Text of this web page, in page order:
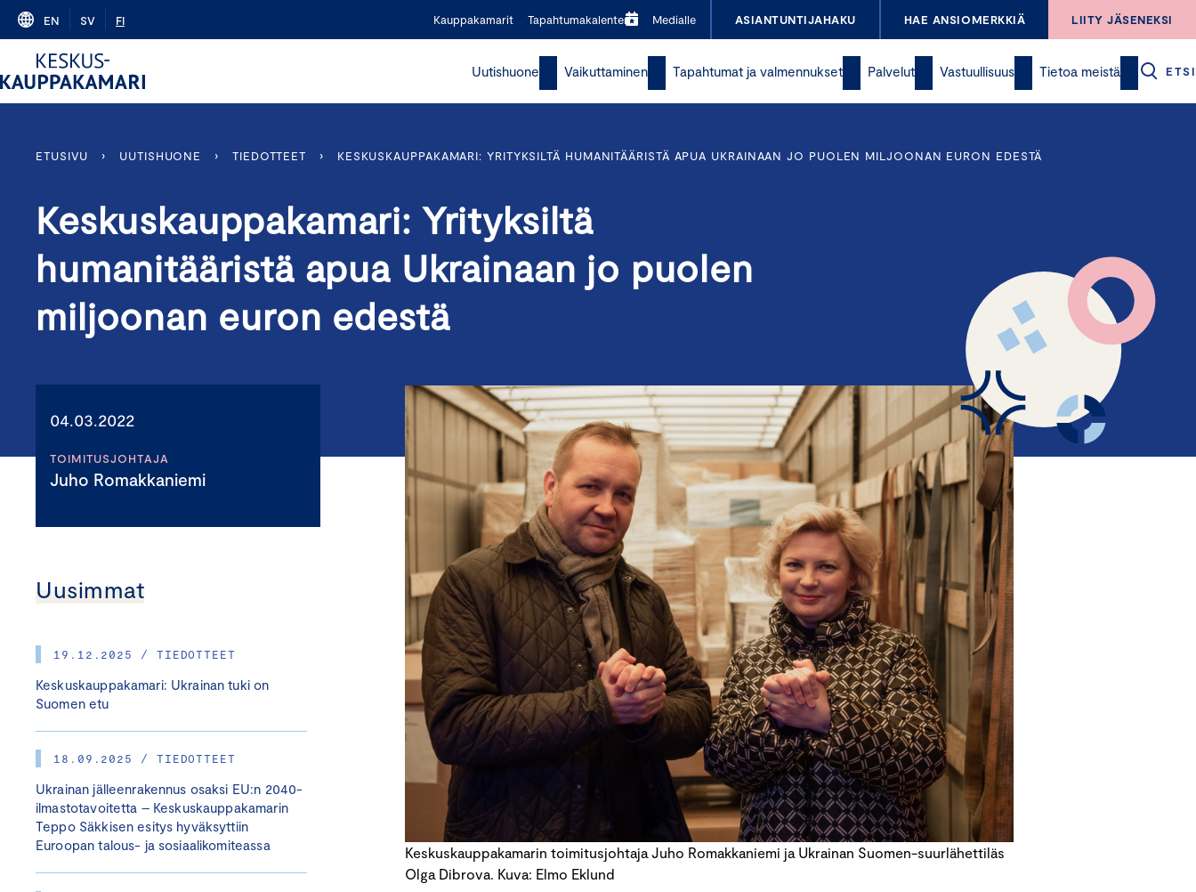
Skip
content
EN SV FI Kauppakamarit Tapahtumakalenteri Medialle ASIANTUNTIJAHAKU HAE ANSIOMERKKIÄ LIITY JÄSENEKSI
Uutishuone Vaikuttaminen Tapahtumat ja valmennukset Palvelut Vastuullisuus Tietoa meistä ETSI
ETUSIVU › UUTISHUONE › TIEDOTTEET › KESKUSKAUPPAKAMARI: YRITYKSILTÄ HUMANITÄÄRISTÄ APUA UKRAINAAN JO PUOLEN MILJOONAN EURON EDESTÄ
Keskuskauppakamari: Yrityksiltä
humanitääristä apua Ukrainaan jo puolen
miljoonan euron edestä
04.03.2022
TOIMITUSJOHTAJA
Juho Romakkaniemi
Uusimmat
19.12.2025 / TIEDOTTEET
Keskuskauppakamari: Ukrainan tuki on
Suomen etu
18.09.2025 / TIEDOTTEET
Ukrainan jälleenrakennus osaksi EU:n 2040-
ilmastotavoitetta – Keskuskauppakamarin
Teppo Säkkisen esitys hyväksyttiin
Euroopan talous- ja sosiaalikomiteassa
Keskuskauppakamarin toimitusjohtaja Juho Romakkaniemi ja Ukrainan Suomen-suurlähettiläs
Olga Dibrova. Kuva: Elmo Eklund